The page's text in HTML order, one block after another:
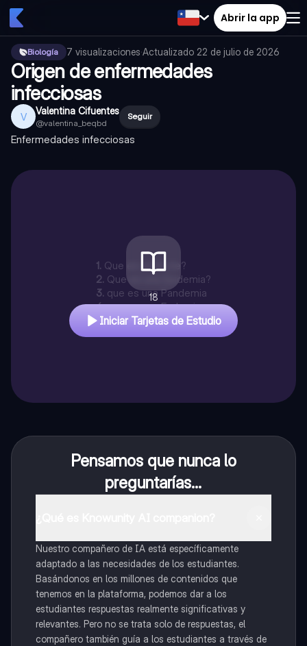
Abrir la app
Biología 7 visualizaciones·Actualizado 22 de julio de 2026
Origen de enfermedades
infecciosas
V Valentina Cifuentes
@valentina_beqbd
Seguir
Enfermedades infecciosas
1. Que es un Brote?
2. Que es una Epidemia?
3. que es una Pandemia
4. que es una Endemia
18
Iniciar Tarjetas de Estudio
Pensamos que nunca lo
preguntarías...
Nuestro compañero de IA está específicamente
adaptado a las necesidades de los estudiantes.
Basándonos en los millones de contenidos que
tenemos en la plataforma, podemos dar a los
estudiantes respuestas realmente significativas y
relevantes. Pero no se trata solo de respuestas, el
compañero también guía a los estudiantes a través de